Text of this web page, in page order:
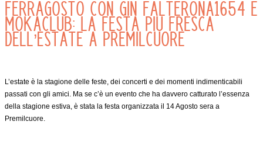
Ferragosto con Gin Falterona1654 e
Mokaclub: la Festa più Fresca
dell’Estate a Premilcuore
L’estate è la stagione delle feste, dei concerti e dei momenti indimenticabili
passati con gli amici. Ma se c’è un evento che ha davvero catturato l’essenza
della stagione estiva, è stata la festa organizzata il 14 Agosto sera a
Premilcuore.